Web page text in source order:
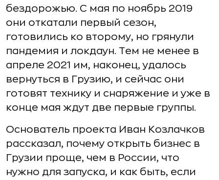
бездорожью. С мая по ноябрь 2019
они откатали первый сезон,
готовились ко второму, но грянули
пандемия и локдаун. Тем не менее в
апреле 2021 им, наконец, удалось
вернуться в Грузию, и сейчас они
готовят технику и снаряжение и уже в
конце мая ждут две первые группы.
Основатель проекта Иван Козлачков
рассказал, почему открыть бизнес в
Грузии проще, чем в России, что
нужно для запуска, и как быть, если